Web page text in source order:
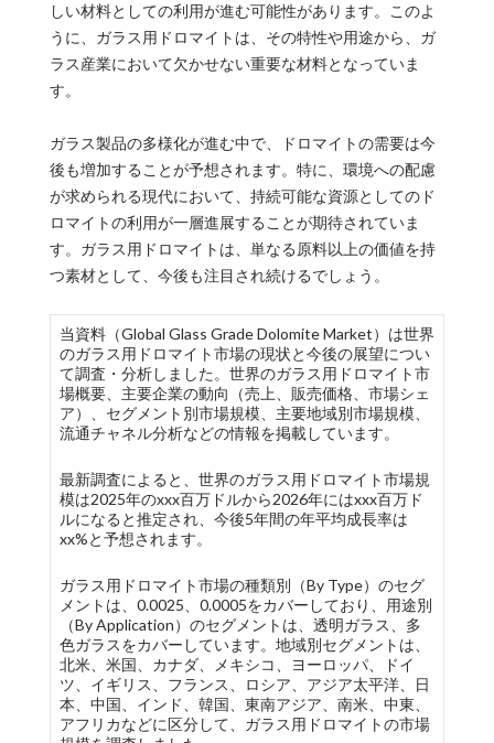
しい材料としての利用が進む可能性があります。このよ
うに、ガラス用ドロマイトは、その特性や用途から、ガ
ラス産業において欠かせない重要な材料となっていま
す。
ガラス製品の多様化が進む中で、ドロマイトの需要は今
後も増加することが予想されます。特に、環境への配慮
が求められる現代において、持続可能な資源としてのド
ロマイトの利用が一層進展することが期待されていま
す。ガラス用ドロマイトは、単なる原料以上の価値を持
つ素材として、今後も注目され続けるでしょう。
当資料（Global Glass Grade Dolomite Market）は世界
のガラス用ドロマイト市場の現状と今後の展望につい
て調査・分析しました。世界のガラス用ドロマイト市
場概要、主要企業の動向（売上、販売価格、市場シェ
ア）、セグメント別市場規模、主要地域別市場規模、
流通チャネル分析などの情報を掲載しています。
最新調査によると、世界のガラス用ドロマイト市場規
模は2025年のxxx百万ドルから2026年にはxxx百万ド
ルになると推定され、今後5年間の年平均成長率は
xx%と予想されます。
ガラス用ドロマイト市場の種類別（By Type）のセグ
メントは、0.0025、0.0005をカバーしており、用途別
（By Application）のセグメントは、透明ガラス、多
色ガラスをカバーしています。地域別セグメントは、
北米、米国、カナダ、メキシコ、ヨーロッパ、ドイ
ツ、イギリス、フランス、ロシア、アジア太平洋、日
本、中国、インド、韓国、東南アジア、南米、中東、
アフリカなどに区分して、ガラス用ドロマイトの市場